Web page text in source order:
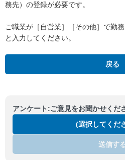
務先）の登録が必要です。
ご職業が［自営業］［その他］で勤
と入力してください。
戻る
アンケート:ご意見をお聞かせくだ
(選択してくだ
送信す